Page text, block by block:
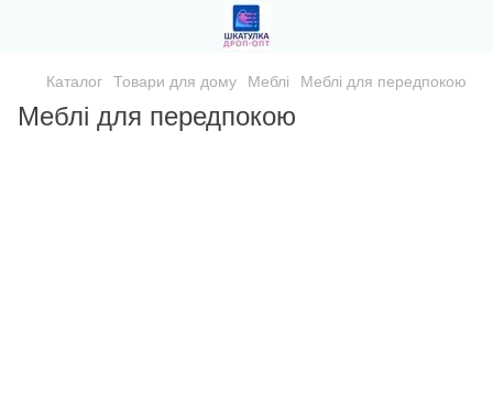
Каталог Товари для дому Меблі Меблі для передпокою
Меблі для передпокою